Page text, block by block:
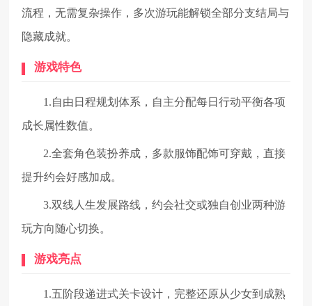
流程，无需复杂操作，多次游玩能解锁全部分支结局与
隐藏成就。
游戏特色
1.自由日程规划体系，自主分配每日行动平衡各项
成长属性数值。
2.全套角色装扮养成，多款服饰配饰可穿戴，直接
提升约会好感加成。
3.双线人生发展路线，约会社交或独自创业两种游
玩方向随心切换。
游戏亮点
1.五阶段递进式关卡设计，完整还原从少女到成熟